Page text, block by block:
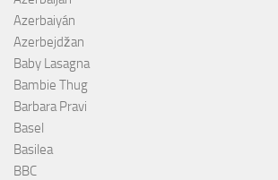
Azerbaiyán
Azerbejdžan
Baby Lasagna
Bambie Thug
Barbara Pravi
Basel
Basilea
BBC